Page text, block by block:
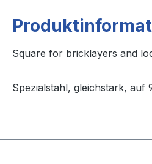
Square for bricklayers and
Spezialstahl, gleichstark, auf